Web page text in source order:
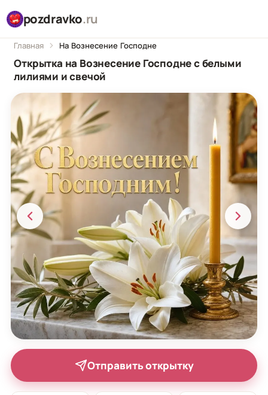
pozdravko.ru
Главная На Вознесение Господне
Открытка на Вознесение Господне с белыми
лилиями и свечой
Отправить открытку